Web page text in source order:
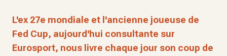
L'ex 27e mondiale et l'ancienne joueuse de
Fed Cup, aujourd'hui consultante sur
Eurosport, nous livre chaque jour son coup de